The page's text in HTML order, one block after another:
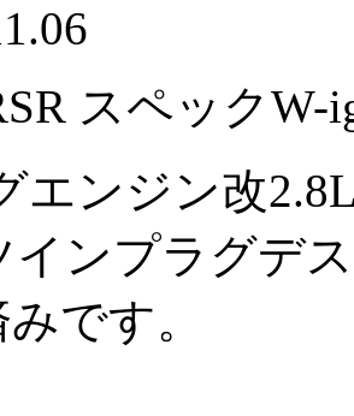
スペックW-
エンジン改
インプラグデ
です。